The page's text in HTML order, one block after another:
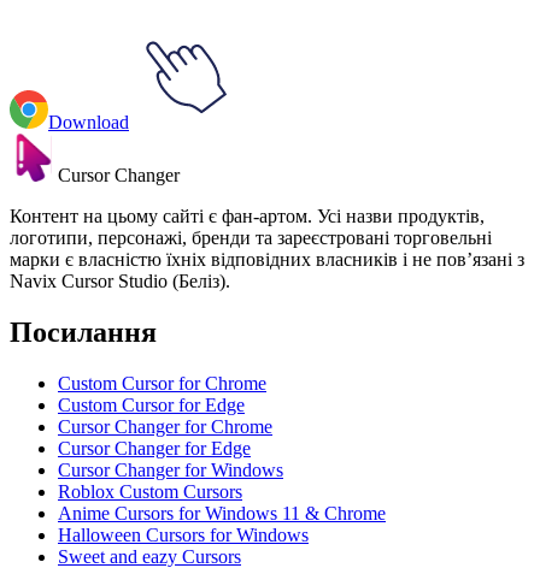
Download
Cursor Changer
Контент на цьому сайті є фан-артом. Усі назви продуктів,
логотипи, персонажі, бренди та зареєстровані торговельні
марки є власністю їхніх відповідних власників і не пов’язані з
Navix Cursor Studio (Беліз).
Посилання
Custom Cursor for Chrome
Custom Cursor for Edge
Cursor Changer for Chrome
Cursor Changer for Edge
Cursor Changer for Windows
Roblox Custom Cursors
Anime Cursors for Windows 11 & Chrome
Halloween Cursors for Windows
Sweet and eazy Cursors